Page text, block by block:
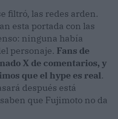
filtró, las redes arden.
esta portada con las
ninguna había
personaje. Fans de
X de comentarios, y
que el hype es real.
después está
que Fujimoto no da